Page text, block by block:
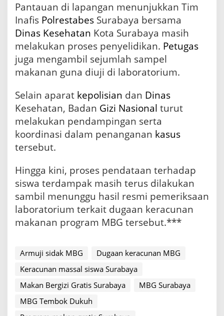
Pantauan di lapangan menunjukkan Tim
Inafis Polrestabes Surabaya bersama
Dinas Kesehatan Kota Surabaya masih
melakukan proses penyelidikan. Petugas
juga mengambil sejumlah sampel
makanan guna diuji di laboratorium.
Selain aparat kepolisian dan Dinas
Kesehatan, Badan Gizi Nasional turut
melakukan pendampingan serta
koordinasi dalam penanganan kasus
tersebut.
Hingga kini, proses pendataan terhadap
siswa terdampak masih terus dilakukan
sambil menunggu hasil resmi pemeriksaan
laboratorium terkait dugaan keracunan
makanan program MBG tersebut.***
Armuji sidak MBG
Dugaan keracunan MBG
Keracunan massal siswa Surabaya
Makan Bergizi Gratis Surabaya
MBG Surabaya
MBG Tembok Dukuh